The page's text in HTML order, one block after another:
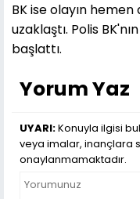
BK ise olayın
uzaklaştı. Polis
başlattı.
Yorum Yaz
UYARI:Konuyla ilgisi
veya imalar, inançlara
onaylanmamaktadır.